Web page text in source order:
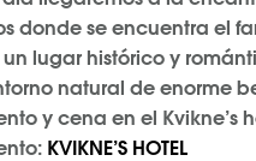
donde se encuentra el
un lugar histórico y
natural de enorme
y cena en el Kvikne’s
KVIKNE’S HOTEL